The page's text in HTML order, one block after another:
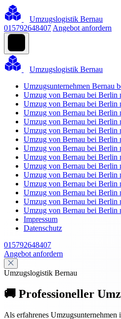
Umzugslogistik Bernau
015792648407 Angebot anfordern
Umzugslogistik Bernau
Umzugsunternehmen Bernau
Umzug von Bernau bei Berlin
Umzug von Bernau bei Berlin
Umzug von Bernau bei Berlin
Umzug von Bernau bei Berlin
Umzug von Bernau bei Berlin
Umzug von Bernau bei Berlin
Umzug von Bernau bei Berlin
Umzug von Bernau bei Berlin
Umzug von Bernau bei Berlin
Umzug von Bernau bei Berlin
Umzug von Bernau bei Berlin
Umzug von Bernau bei Berlin
Umzug von Bernau bei Berlin
Umzug von Bernau bei Berlin
Impressum
Datenschutz
015792648407
Angebot anfordern
Umzugslogistik Bernau
🚚 Professioneller
Als erfahrenes